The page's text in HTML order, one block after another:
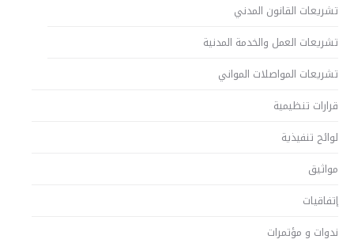
تشريعات القانون المدني
تشريعات العمل والخدمة المدنية
تشريعات المواصلات المواني
قرارات تنظيمية
لوائح تنفيذية
مواثيق
إتفاقيات
ندوات و مؤتمرات